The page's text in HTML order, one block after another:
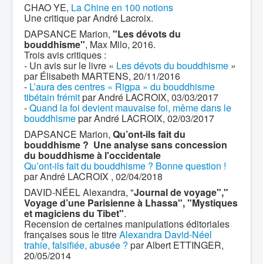
CHAO YE, La Chine en 100 notions
Une critique par André Lacroix.
DAPSANCE Marion, "Les dévots du
bouddhisme", Max Milo, 2016.
Trois avis critiques :
- Un avis sur le livre « Les dévots du bouddhisme »
par Élisabeth MARTENS, 20/11/2016
- L’aura des centres « Rigpa » du bouddhisme
tibétain frémitpar André LACROIX, 03/03/2017
-Quand la foi devient mauvaise foi, même dans le
bouddhismepar André LACROIX, 02/03/2017
DAPSANCE Marion, Qu’ont-ils fait du
bouddhisme ? Une analyse sans concession
du bouddhisme à l'occidentale
Qu’ont-ils fait du bouddhisme ? Bonne question !
par André LACROIX , 02/04/2018
DAVID-NÉEL Alexandra, "Journal de voyage","
Voyage d’une Parisienne à Lhassa", "Mystiques
et magiciens du Tibet".
Recension de certaines manipulations éditoriales
françaises sous le titreAlexandra David-Néel
trahie, falsifiée, abusée ? par Albert ETTINGER,
20/05/2014